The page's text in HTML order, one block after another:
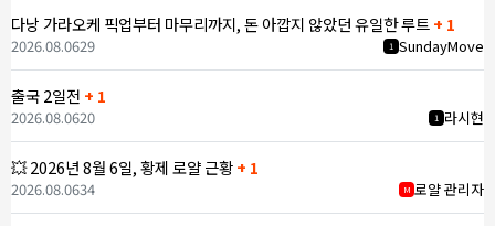
다낭 가라오케 픽업부터 마무리까지, 돈 아깝지 않았던 유일한 루트+ 1
1 SundayMove
2026.08.0629
출국 2일전 + 1
1 라시현
2026.08.0620
💥 2026년 8월 6일, 황제 로얄 근황+ 1
M 로얄 관리자
2026.08.0634